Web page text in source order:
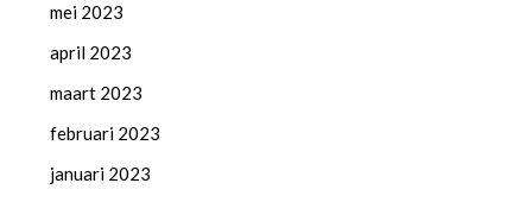
mei 2023
april 2023
maart 2023
februari 2023
januari 2023